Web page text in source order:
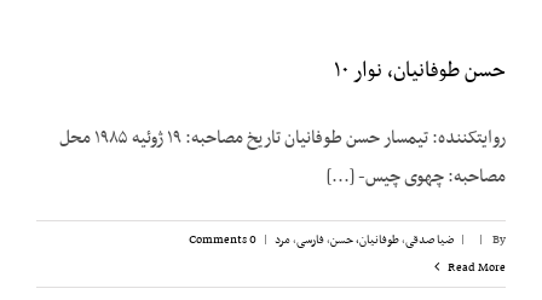
حسن طوفانیان، نوار ۱۰
روایت­کننده: تیمسار حسن طوفانیان تاریخ مصاحبه: ۱۹ ژوئیه ۱۹۸۵ محل
مصاحبه: چه­وی چیس- [...]
By
|
| ضیا صدقی,طوفانیان، حسن,فارسی,مرد |
0 Comments
Read More